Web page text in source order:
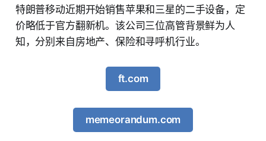
特朗普移动近期开始销售苹果和三星的二手设备，定
价略低于官方翻新机。该公司三位高管背景鲜为人
知，分别来自房地产、保险和寻呼机行业。
ft.com
memeorandum.com